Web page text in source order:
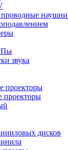
звука
проекторы
проекторы
дисков